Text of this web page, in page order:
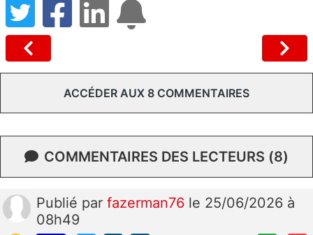
ACCÉDER AUX 8 COMMENTAIRES
COMMENTAIRES DES LECTEURS (8)
Publié par fazerman76 le 25/06/2026 à
08h49